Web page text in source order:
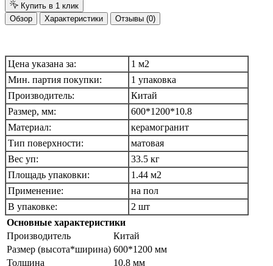
Купить в 1 клик
Обзор
Характеристики Отзывы (0)
Цена указана за:
1 м2
Мин. партия покупки:
1 упаковка
Производитель:
Китай
Размер, мм:
600*1200*10.8
Материал:
керамогранит
Тип поверхности:
матовая
Вес уп:
33.5 кг
Площадь упаковки:
1.44 м2
Применение:
на пол
В упаковке:
2 шт
Основные характеристики
Производитель
Китай
Размер (высота*ширина) 600*1200 мм
Толщина
10.8 мм